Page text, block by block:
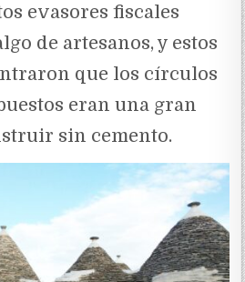
evasores fiscales
de artesanos, y estos
que los círculos
eran una gran
sin cemento.